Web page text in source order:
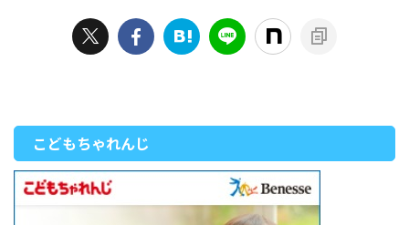
こどもちゃれんじ